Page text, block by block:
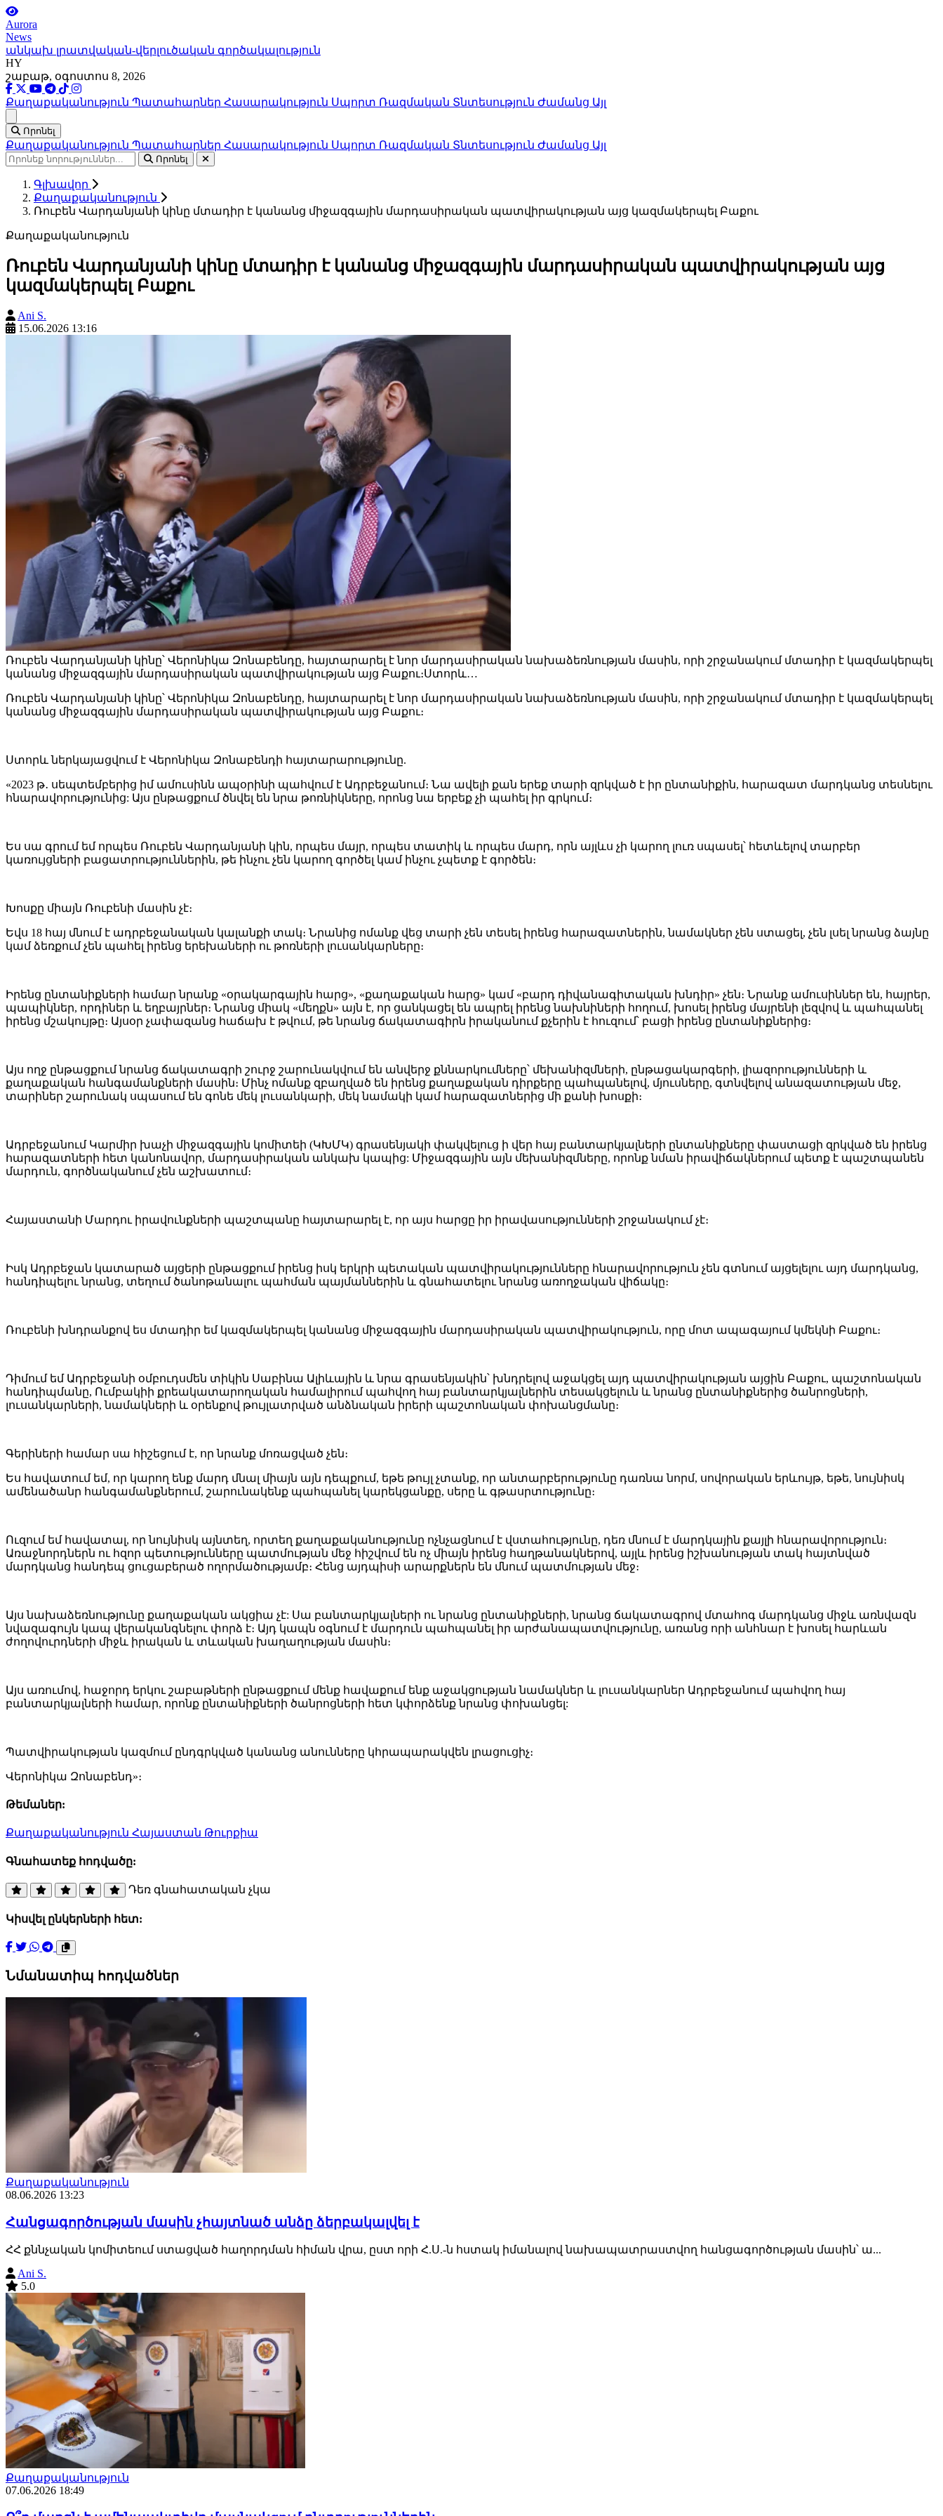
Aurora
News
անկախ լրատվական-վերլուծական գործակալություն
HY
շաբաթ, օգոստոս 8, 2026
Քաղաքականություն Պատահարներ Հասարակություն Սպորտ Ռազմական Տնտեսություն Ժամանց Այլ
Որոնել
Քաղաքականություն Պատահարներ Հասարակություն Սպորտ Ռազմական Տնտեսություն Ժամանց Այլ
Որոնել
Գլխավոր
Քաղաքականություն
Ռուբեն Վարդանյանի կինը մտադիր է կանանց միջազգային մարդասիրական պատվիրակության այց կազմակերպել Բաքու
Քաղաքականություն
Ռուբեն Վարդանյանի կինը մտադիր է կանանց միջազգային մարդասիրական պատվիրակության այց
կազմակերպել Բաքու
Ani S.
15.06.2026 13:16
Ռուբեն Վարդանյանի կինը՝ Վերոնիկա Զոնաբենդը, հայտարարել է նոր մարդասիրական նախաձեռնության մասին, որի շրջանակում մտադիր է կազմակերպել
կանանց միջազգային մարդասիրական պատվիրակության այց Բաքու։Ստորև…
Ռուբեն Վարդանյանի կինը՝ Վերոնիկա Զոնաբենդը, հայտարարել է նոր մարդասիրական նախաձեռնության մասին, որի շրջանակում մտադիր է կազմակերպել
կանանց միջազգային մարդասիրական պատվիրակության այց Բաքու։
Ստորև ներկայացվում է Վերոնիկա Զոնաբենդի հայտարարությունը.
«2023 թ․ սեպտեմբերից իմ ամուսինն ապօրինի պահվում է Ադրբեջանում։ Նա ավելի քան երեք տարի զրկված է իր ընտանիքին, հարազատ մարդկանց տեսնելու
հնարավորությունից: Այս ընթացքում ծնվել են նրա թոռնիկները, որոնց նա երբեք չի պահել իր գրկում։
Ես սա գրում եմ որպես Ռուբեն Վարդանյանի կին, որպես մայր, որպես տատիկ և որպես մարդ, որն այլևս չի կարող լուռ սպասել՝ հետևելով տարբեր
կառույցների բացատրություններին, թե ինչու չեն կարող գործել կամ ինչու չպետք է գործեն։
Խոսքը միայն Ռուբենի մասին չէ։
Եվս 18 հայ մնում է ադրբեջանական կալանքի տակ։ Նրանից ոմանք վեց տարի չեն տեսել իրենց հարազատներին, նամակներ չեն ստացել, չեն լսել նրանց ձայնը
կամ ձեռքում չեն պահել իրենց երեխաների ու թոռների լուսանկարները։
Իրենց ընտանիքների համար նրանք «օրակարգային հարց», «քաղաքական հարց» կամ «բարդ դիվանագիտական խնդիր» չեն։ Նրանք ամուսիններ են, հայրեր,
պապիկներ, որդիներ և եղբայրներ։ Նրանց միակ «մեղքն» այն է, որ ցանկացել են ապրել իրենց նախնիների հողում, խոսել իրենց մայրենի լեզվով և պահպանել
իրենց մշակույթը։ Այսօր չափազանց հաճախ է թվում, թե նրանց ճակատագիրն իրականում քչերին է հուզում՝ բացի իրենց ընտանիքներից։
Այս ողջ ընթացքում նրանց ճակատագրի շուրջ շարունակվում են անվերջ քննարկումները՝ մեխանիզմների, ընթացակարգերի, լիազորությունների և
քաղաքական հանգամանքների մասին։ Մինչ ոմանք զբաղված են իրենց քաղաքական դիրքերը պահպանելով, մյուսները, գտնվելով անազատության մեջ,
տարիներ շարունակ սպասում են գոնե մեկ լուսանկարի, մեկ նամակի կամ հարազատներից մի քանի խոսքի։
Ադրբեջանում Կարմիր խաչի միջազգային կոմիտեի (ԿԽՄԿ) գրասենյակի փակվելուց ի վեր հայ բանտարկյալների ընտանիքները փաստացի զրկված են իրենց
հարազատների հետ կանոնավոր, մարդասիրական անկախ կապից: Միջազգային այն մեխանիզմները, որոնք նման իրավիճակներում պետք է պաշտպանեն
մարդուն, գործնականում չեն աշխատում։
Հայաստանի Մարդու իրավունքների պաշտպանը հայտարարել է, որ այս հարցը իր իրավասությունների շրջանակում չէ։
Իսկ Ադրբեջան կատարած այցերի ընթացքում իրենց իսկ երկրի պետական պատվիրակությունները հնարավորություն չեն գտնում այցելելու այդ մարդկանց,
հանդիպելու նրանց, տեղում ծանոթանալու պահման պայմաններին և գնահատելու նրանց առողջական վիճակը։
Ռուբենի խնդրանքով ես մտադիր եմ կազմակերպել կանանց միջազգային մարդասիրական պատվիրակություն, որը մոտ ապագայում կմեկնի Բաքու։
Դիմում եմ Ադրբեջանի օմբուդսմեն տիկին Սաբինա Ալիևային և նրա գրասենյակին՝ խնդրելով աջակցել այդ պատվիրակության այցին Բաքու, պաշտոնական
հանդիպմանը, Ումբակիի քրեակատարողական համալիրում պահվող հայ բանտարկյալներին տեսակցելուն և նրանց ընտանիքներից ծանրոցների,
լուսանկարների, նամակների և օրենքով թույլատրված անձնական իրերի պաշտոնական փոխանցմանը։
Գերիների համար սա հիշեցում է, որ նրանք մոռացված չեն։
Ես հավատում եմ, որ կարող ենք մարդ մնալ միայն այն դեպքում, եթե թույլ չտանք, որ անտարբերությունը դառնա նորմ, սովորական երևույթ, եթե, նույնիսկ
ամենածանր հանգամանքներում, շարունակենք պահպանել կարեկցանքը, սերը և գթասրտությունը։
Ուզում եմ հավատալ, որ նույնիսկ այնտեղ, որտեղ քաղաքականությունը ոչնչացնում է վստահությունը, դեռ մնում է մարդկային քայլի հնարավորություն։
Առաջնորդներն ու հզոր պետությունները պատմության մեջ հիշվում են ոչ միայն իրենց հաղթանակներով, այլև իրենց իշխանության տակ հայտնված
մարդկանց հանդեպ ցուցաբերած ողորմածությամբ։ Հենց այդպիսի արարքներն են մնում պատմության մեջ։
Այս նախաձեռնությունը քաղաքական ակցիա չէ: Սա բանտարկյալների ու նրանց ընտանիքների, նրանց ճակատագրով մտահոգ մարդկանց միջև առնվազն
նվազագույն կապ վերականգնելու փորձ է։ Այդ կապն օգնում է մարդուն պահպանել իր արժանապատվությունը, առանց որի անհնար է խոսել հարևան
ժողովուրդների միջև իրական և տևական խաղաղության մասին։
Այս առումով, հաջորդ երկու շաբաթների ընթացքում մենք հավաքում ենք աջակցության նամակներ և լուսանկարներ Ադրբեջանում պահվող հայ
բանտարկյալների համար, որոնք ընտանիքների ծանրոցների հետ կփորձենք նրանց փոխանցել:
Պատվիրակության կազմում ընդգրկված կանանց անունները կհրապարակվեն լրացուցիչ։
Վերոնիկա Զոնաբենդ»։
Թեմաներ:
Քաղաքականություն Հայաստան Թուրքիա
Գնահատեք հոդվածը:
Դեռ գնահատական չկա
Կիսվել ընկերների հետ:
Նմանատիպ հոդվածներ
Քաղաքականություն
08.06.2026 13:23
Հանցագործության մասին չհայտնած անձը ձերբակալվել է
ՀՀ քննչական կոմիտեում ստացված հաղորդման հիման վրա, ըստ որի Հ.Ս.-ն հստակ իմանալով նախապատրաստվող հանցագործության մասին՝ ա...
Ani S.
5.0
Քաղաքականություն
07.06.2026 18:49